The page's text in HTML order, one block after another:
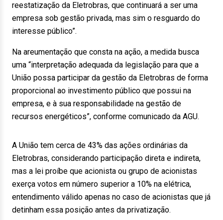
reestatização da Eletrobras, que continuará a ser uma
empresa sob gestão privada, mas sim o resguardo do
interesse público”.
Na areumentação que consta na ação, a medida busca
uma “interpretação adequada da legislação para que a
União possa participar da gestão da Eletrobras de forma
proporcional ao investimento público que possui na
empresa, e à sua responsabilidade na gestão de
recursos energéticos”, conforme comunicado da AGU.
A União tem cerca de 43% das ações ordinárias da
Eletrobras, considerando participação direta e indireta,
mas a lei proíbe que acionista ou grupo de acionistas
exerça votos em número superior a 10% na elétrica,
entendimento válido apenas no caso de acionistas que já
detinham essa posição antes da privatização.